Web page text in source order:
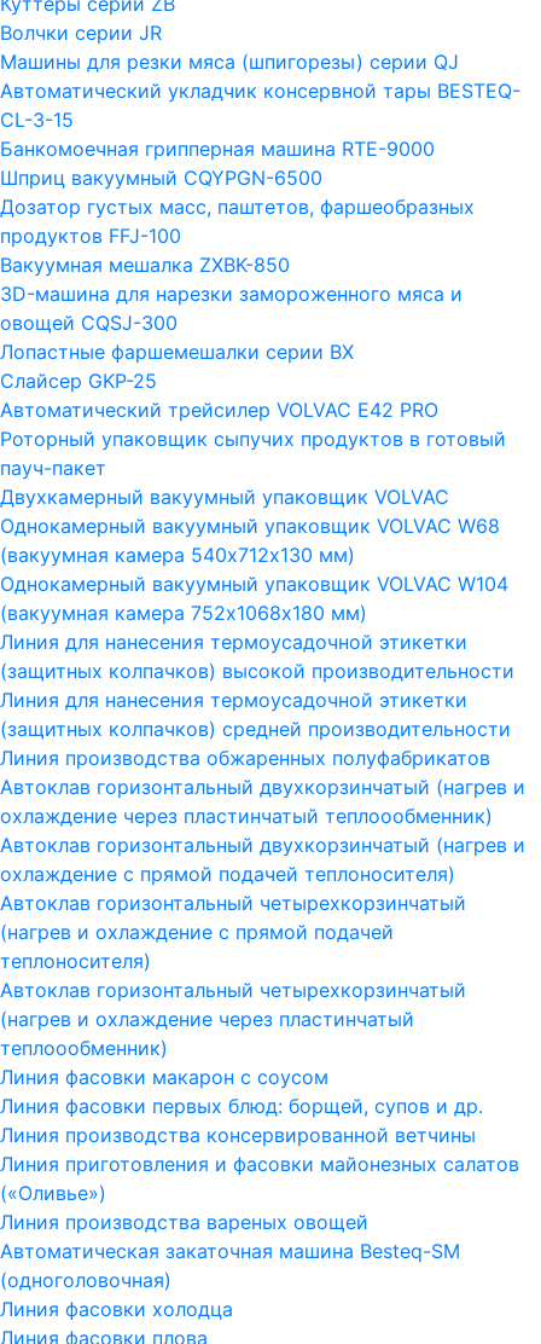
Волчки серии JR
Машины для резки мяса (шпигорезы) серии QJ
Автоматический укладчик консервной тары BESTEQ-
CL-3-15
Банкомоечная грипперная машина RTE-9000
Шприц вакуумный CQYPGN-6500
Дозатор густых масс, паштетов, фаршеобразных
продуктов FFJ-100
Вакуумная мешалка ZXBK-850
3D-машина для нарезки замороженного мяса и
овощей CQSJ-300
Лопастные фаршемешалки серии ВХ
Слайсер GKP-25
Автоматический трейсилер VOLVAC E42 PRO
Роторный упаковщик сыпучих продуктов в готовый
пауч-пакет
Двухкамерный вакуумный упаковщик VOLVAC
Однокамерный вакуумный упаковщик VOLVAC W68
(вакуумная камера 540х712х130 мм)
Однокамерный вакуумный упаковщик VOLVAC W104
(вакуумная камера 752х1068х180 мм)
Линия для нанесения термоусадочной этикетки
(защитных колпачков) высокой производительности
Линия для нанесения термоусадочной этикетки
(защитных колпачков) средней производительности
Линия производства обжаренных полуфабрикатов
Автоклав горизонтальный двухкорзинчатый (нагрев и
охлаждение через пластинчатый теплоообменник)
Автоклав горизонтальный двухкорзинчатый (нагрев и
охлаждение с прямой подачей теплоносителя)
Автоклав горизонтальный четырехкорзинчатый
(нагрев и охлаждение с прямой подачей
теплоносителя)
Автоклав горизонтальный четырехкорзинчатый
(нагрев и охлаждение через пластинчатый
теплоообменник)
Линия фасовки макарон с соусом
Линия фасовки первых блюд: борщей, супов и др.
Линия производства консервированной ветчины
Линия приготовления и фасовки майонезных салатов
(«Оливье»)
Линия производства вареных овощей
Автоматическая закаточная машина Besteq-SM
(одноголовочная)
Линия фасовки холодца
Линия фасовки плова